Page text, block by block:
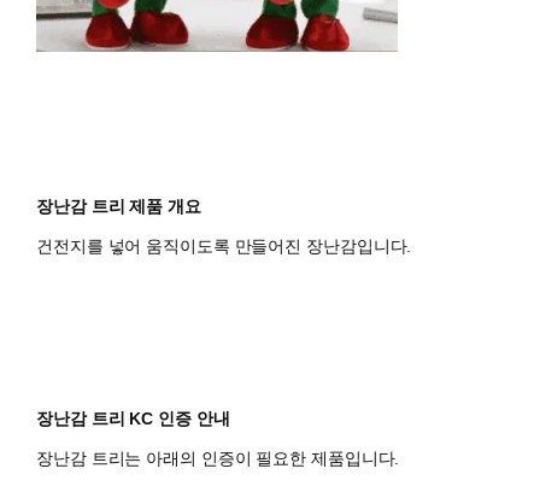
장난감 트리 제품 개요
건전지를 넣어 움직이도록 만들어진 장난감입니다.
장난감 트리 KC 인증 안내
장난감 트리는 아래의 인증이 필요한 제품입니다.